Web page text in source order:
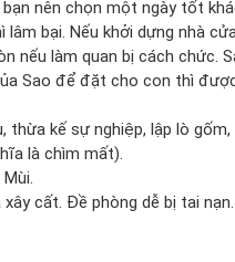
nên chọn một ngày tốt
bại. Nếu khởi dựng nhà
nếu làm quan bị cách chức.
Sao để đặt cho con thì
thừa kế sự nghiệp, lập lò
là chìm mất).
cất. Đề phòng dễ bị tai nạn.